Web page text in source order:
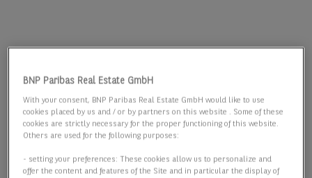
BNP Paribas Real Estate GmbH
With your consent, BNP Paribas Real Estate GmbH would like to use
cookies placed by us and / or by partners on this website . Some of these
cookies are strictly necessary for the proper functioning of this website.
Others are used for the following purposes:
- setting your preferences: These cookies allow us to personalize and
offer the content and features of the Site and in particular the display of